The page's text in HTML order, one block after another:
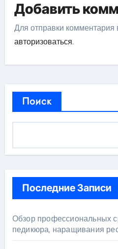
Добавить
Для отправки
авторизоваться.
Поиск
Последние Записи
Обзор профессиональных
педикюра, наращивания